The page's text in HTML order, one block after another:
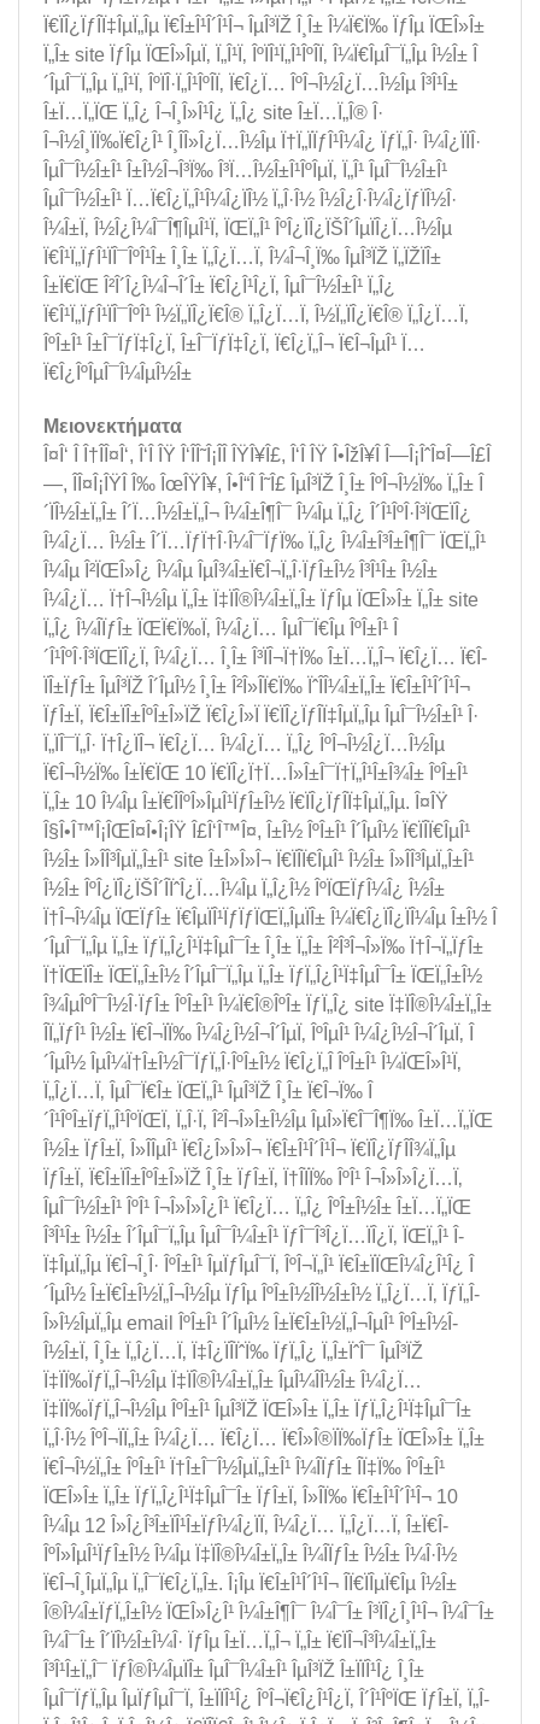
Ï€ÏÎ¿ÏƒÎ­Ï‡ÎµÏ„Îµ Ï€Î±Î¹Î´Î¹Î¬ ÎµÎ³ÏŽ Î¸Î± Î¼Ï€Ï‰ ÏƒÎµ ÏŒÎ»Î±
Ï„Î± site ÏƒÎµ ÏŒÎ»ÎµÏ‚ Ï„Î¹Ï‚ ÎºÏÎ¹Ï„Î¹ÎºÎ­Ï‚ Î¼Ï€ÎµÎ¯Ï„Îµ Î½Î± Î
´ÎµÎ¯Ï„Îµ Ï„Î¹Ï‚ ÎºÏÎ·Ï„Î¹ÎºÎ­Ï‚ Ï€Î¿Ï… ÎºÎ¬Î½Î¿Ï…Î½Îµ Î³Î¹Î±
Î±Ï…Ï„ÏŒ Ï„Î¿ Î¬Î¸Î»Î¹Î¿ Ï„Î¿ site Î±Ï…Ï„Î® Î·
Î¬Î½Î¸ÏÏ‰Ï€Î¿Î¹ Î¸Î­Î»Î¿Ï…Î½Îµ Ï†Ï„ÏÏƒÎ¹Î¼Î¿ ÏƒÏ„Î· Î¼Î¿ÏÏÎ·
ÎµÎ¯Î½Î±Î¹ Î±Î½Î¬Î³Ï‰ Î³Ï…Î½Î±Î¹ÎºÎµÏ‚ Ï„Î¹ ÎµÎ¯Î½Î±Î¹
ÎµÎ¯Î½Î±Î¹ Ï…Ï€Î¿Ï„Î¹Î¼Î¿ÏÎ½ Ï„Î·Î½ Î½Î¿Î·Î¼Î¿ÏƒÏÎ½Î·
Î¼Î±Ï‚ Î½Î¿Î¼Î¯Î¶ÎµÎ¹Ï‚ ÏŒÏ„Î¹ ÎºÎ¿ÏÎ¿ÏŠÎ´ÎµÏÎ¿Ï…Î½Îµ
Ï€Î¹Ï„ÏƒÎ¹ÏÎ¯ÎºÎ¹Î± Î¸Î± Ï„Î¿Ï…Ï‚ Î¼Î¬Î¸Ï‰ ÎµÎ³ÏŽ Ï„ÏŽÏÎ±
Î±Ï€ÏŒ Î²Î´Î¿Î¼Î¬Î´Î± Ï€Î¿Î¹Î¿Ï‚ ÎµÎ¯Î½Î±Î¹ Ï„Î¿
Ï€Î¹Ï„ÏƒÎ¹ÏÎ¯ÎºÎ¹ Î½Ï„ÏÎ¿Ï€Î® Ï„Î¿Ï…Ï‚ Î½Ï„ÏÎ¿Ï€Î® Ï„Î¿Ï…Ï‚
ÎºÎ±Î¹ Î±Î¯ÏƒÏ‡Î¿Ï‚ Î±Î¯ÏƒÏ‡Î¿Ï‚ Ï€Î¿Ï„Î¬ Ï€Î¬ÎµÎ¹ Ï…
Ï€Î¿ÎºÎµÎ¯Î¼ÎµÎ½Î±
Μειονεκτήματα
Î¤Î‘ Î Î†ÎÎ¤Î‘, Î‘Î ÎŸ Î‘ÎÎ˜Î¡ÎÎ ÎŸÎ¥Î£, Î‘Î ÎŸ Î•ÎžÎ¥Î Î—Î¡ÎˆÎ¤Î—Î£Î
—, ÎÎ¤Î¡ÎŸÎ Î‰ ÎœÎŸÎ¥, Î•Î“Î Î˜Î£ ÎµÎ³ÏŽ Î¸Î± ÎºÎ¬Î½Ï‰ Ï„Î± Î
´ÏÎ½Î±Ï„Î± Î´Ï…Î½Î±Ï„Î¬ Î¼Î±Î¶Î¯ Î¼Îµ Ï„Î¿ Î´Î¹ÎºÎ·Î³ÏŒÏÎ¿
Î¼Î¿Ï… Î½Î± Î´Ï…ÏƒÏ†Î·Î¼Î¯ÏƒÏ‰ Ï„Î¿ Î¼Î±Î³Î±Î¶Î¯ ÏŒÏ„Î¹
Î¼Îµ Î²ÏŒÎ»Î¿ Î¼Îµ ÎµÎ¾Î±Ï€Î¬Ï„Î·ÏƒÎ±Î½ Î³Î¹Î± Î½Î±
Î¼Î¿Ï… Ï†Î¬Î½Îµ Ï„Î± Ï‡ÏÎ®Î¼Î±Ï„Î± ÏƒÎµ ÏŒÎ»Î± Ï„Î± site
Ï„Î¿ Î¼Î­ÏƒÎ± ÏŒÏ€Ï‰Ï‚ Î¼Î¿Ï… ÎµÎ¯Ï€Îµ ÎºÎ±Î¹ Î
´Î¹ÎºÎ·Î³ÏŒÏÎ¿Ï‚ Î¼Î¿Ï… Î¸Î± Î³ÏÎ¬Ï†Ï‰ Î±Ï…Ï„Î¬ Ï€Î¿Ï… Ï€Î­
ÏÎ±ÏƒÎ± ÎµÎ³ÏŽ Î´ÎµÎ½ Î¸Î± Î²Î»Î­Ï€Ï‰ ÏˆÎ­Î¼Î±Ï„Î± Ï€Î±Î¹Î´Î¹Î¬
ÏƒÎ±Ï‚ Ï€Î±ÏÎ±ÎºÎ±Î»ÏŽ Ï€Î¿Î»Ï Ï€ÏÎ¿ÏƒÎ­Ï‡ÎµÏ„Îµ ÎµÎ¯Î½Î±Î¹ Î·
Ï„ÏÎ¯Ï„Î· Ï†Î¿ÏÎ¬ Ï€Î¿Ï… Î¼Î¿Ï… Ï„Î¿ ÎºÎ¬Î½Î¿Ï…Î½Îµ
Ï€Î¬Î½Ï‰ Î±Ï€ÏŒ 10 Ï€ÏÎ¿Ï†Ï…Î»Î±Î¯Ï†Ï„Î¹Î±Î¾Î± ÎºÎ±Î¹
Ï„Î± 10 Î¼Îµ Î±Ï€Î­ÎºÎ»ÎµÎ¹ÏƒÎ±Î½ Ï€ÏÎ¿ÏƒÎ­Ï‡ÎµÏ„Îµ. Î¤ÎŸ
Î§Î•Î™Î¡ÎŒÎ¤Î•Î¡ÎŸ Î£Î‘Î™Î¤, Î±Î½ ÎºÎ±Î¹ Î´ÎµÎ½ Ï€ÏÎ­Ï€ÎµÎ¹
Î½Î± Î»Î­Î³ÎµÏ„Î±Î¹ site Î±Î»Î»Î¬ Ï€ÏÎ­Ï€ÎµÎ¹ Î½Î± Î»Î­Î³ÎµÏ„Î±Î¹
Î½Î± ÎºÎ¿ÏÎ¿ÏŠÎ´Î­ÏˆÎ¿Ï…Î¼Îµ Ï„Î¿Î½ ÎºÏŒÏƒÎ¼Î¿ Î½Î±
Ï†Î¬Î¼Îµ ÏŒÏƒÎ± Ï€ÎµÏÎ¹ÏƒÏƒÏŒÏ„ÎµÏÎ± Î¼Ï€Î¿ÏÎ¿ÏÎ¼Îµ Î±Î½ Î
´ÎµÎ¯Ï„Îµ Ï„Î± ÏƒÏ„Î¿Î¹Ï‡ÎµÎ¯Î± Î¸Î± Ï„Î± Î²Î³Î¬Î»Ï‰ Ï†Î¬Ï„ÏƒÎ±
Ï†ÏŒÏÎ± ÏŒÏ„Î±Î½ Î´ÎµÎ¯Ï„Îµ Ï„Î± ÏƒÏ„Î¿Î¹Ï‡ÎµÎ¯Î± ÏŒÏ„Î±Î½
Î¾ÎµÎºÎ¯Î½Î·ÏƒÎ± ÎºÎ±Î¹ Î¼Ï€Î®ÎºÎ± ÏƒÏ„Î¿ site Ï‡ÏÎ®Î¼Î±Ï„Î±
Î­Ï„ÏƒÎ¹ Î½Î± Ï€Î¬ÏÏ‰ Î¼Î¿Î½Î¬Î´ÎµÏ‚ ÎºÎµÎ¹ Î¼Î¿Î½Î¬Î´ÎµÏ‚ Î
´ÎµÎ½ ÎµÎ¼Ï†Î±Î½Î¯ÏƒÏ„Î·ÎºÎ±Î½ Ï€Î¿Ï„Î­ ÎºÎ±Î¹ Î¼ÏŒÎ»Î¹Ï‚
Ï„Î¿Ï…Ï‚ ÎµÎ¯Ï€Î± ÏŒÏ„Î¹ ÎµÎ³ÏŽ Î¸Î± Ï€Î¬Ï‰ Î
´Î¹ÎºÎ±ÏƒÏ„Î¹ÎºÏŒÏ‚ Ï„Î·Ï‚ Î²Î¬Î»Î±Î½Îµ ÎµÎ»Ï€Î¯Î¶Ï‰ Î±Ï…Ï„ÏŒ
Î½Î± ÏƒÎ±Ï‚ Î»Î­ÎµÎ¹ Ï€Î¿Î»Î»Î¬ Ï€Î±Î¹Î´Î¹Î¬ Ï€ÏÎ¿ÏƒÎ­Î¾Ï„Îµ
ÏƒÎ±Ï‚ Ï€Î±ÏÎ±ÎºÎ±Î»ÏŽ Î¸Î± ÏƒÎ±Ï‚ Ï†Î­ÏÏ‰ ÎºÎ¹ Î¬Î»Î»Î¿Ï…Ï‚
ÎµÎ¯Î½Î±Î¹ ÎºÎ¹ Î¬Î»Î»Î¿Î¹ Ï€Î¿Ï… Ï„Î¿ ÎºÎ±Î½Î± Î±Ï…Ï„ÏŒ
Î³Î¹Î± Î½Î± Î´ÎµÎ¯Ï„Îµ ÎµÎ¯Î¼Î±Î¹ ÏƒÎ¯Î³Î¿Ï…ÏÎ¿Ï‚ ÏŒÏ„Î¹ Î­
Ï‡ÎµÏ„Îµ Ï€Î¬Î¸Î· ÎºÎ±Î¹ ÎµÏƒÎµÎ¯Ï‚ ÎºÎ¬Ï„Î¹ Ï€Î±ÏÏŒÎ¼Î¿Î¹Î¿ Î
´ÎµÎ½ Î±Ï€Î±Î½Ï„Î¬Î½Îµ ÏƒÎµ ÎºÎ±Î½Î­Î½Î±Î½ Ï„Î¿Ï…Ï‚ ÏƒÏ„Î­
Î»Î½ÎµÏ„Îµ email ÎºÎ±Î¹ Î´ÎµÎ½ Î±Ï€Î±Î½Ï„Î¬ÎµÎ¹ ÎºÎ±Î½Î­
Î½Î±Ï‚ Î¸Î± Ï„Î¿Ï…Ï‚ Ï‡Î¿ÏÎ­ÏˆÏ‰ ÏƒÏ„Î¿ Ï„Î±ÏˆÎ¯ ÎµÎ³ÏŽ
Ï‡ÏÏ‰ÏƒÏ„Î¬Î½Îµ Ï‡ÏÎ®Î¼Î±Ï„Î± ÎµÎ¼Î­Î½Î± Î¼Î¿Ï…
Ï‡ÏÏ‰ÏƒÏ„Î¬Î½Îµ ÎºÎ±Î¹ ÎµÎ³ÏŽ ÏŒÎ»Î± Ï„Î± ÏƒÏ„Î¿Î¹Ï‡ÎµÎ¯Î±
Ï„Î·Î½ ÎºÎ¬ÏÏ„Î± Î¼Î¿Ï… Ï€Î¿Ï… Ï€Î»Î®ÏÏ‰ÏƒÎ± ÏŒÎ»Î± Ï„Î±
Ï€Î¬Î½Ï„Î± ÎºÎ±Î¹ Ï†Î±Î¯Î½ÎµÏ„Î±Î¹ Î¼Î­ÏƒÎ± Î­Ï‡Ï‰ ÎºÎ±Î¹
ÏŒÎ»Î± Ï„Î± ÏƒÏ„Î¿Î¹Ï‡ÎµÎ¯Î± ÏƒÎ±Ï‚ Î»Î­Ï‰ Ï€Î±Î¹Î´Î¹Î¬ 10
Î¼Îµ 12 Î»Î¿Î³Î±ÏÎ¹Î±ÏƒÎ¼Î¿ÏÏ‚ Î¼Î¿Ï… Ï„Î¿Ï…Ï‚ Î±Ï€Î­
ÎºÎ»ÎµÎ¹ÏƒÎ±Î½ Î¼Îµ Ï‡ÏÎ®Î¼Î±Ï„Î± Î¼Î­ÏƒÎ± Î½Î± Î¼Î·Î½
Ï€Î¬Î¸ÎµÏ„Îµ Ï„Î¯Ï€Î¿Ï„Î±. Î¡Îµ Ï€Î±Î¹Î´Î¹Î¬ Î­Ï€ÏÎµÏ€Îµ Î½Î±
Î®Î¼Î±ÏƒÏ„Î±Î½ ÏŒÎ»Î¿Î¹ Î¼Î±Î¶Î¯ Î¼Î¯Î± Î³ÏÎ¿Î¸Î¹Î¬ Î¼Î¯Î±
Î¼Î¯Î± Î´ÏÎ½Î±Î¼Î· ÏƒÎµ Î±Ï…Ï„Î¬ Ï„Î± Ï€ÏÎ¬Î³Î¼Î±Ï„Î±
Î³Î¹Î±Ï„Î¯ ÏƒÎ®Î¼ÎµÏÎ± ÎµÎ¯Î¼Î±Î¹ ÎµÎ³ÏŽ Î±ÏÏÎ¹Î¿ Î¸Î±
ÎµÎ¯ÏƒÏ„Îµ ÎµÏƒÎµÎ¯Ï‚ Î±ÏÏÎ¹Î¿ ÎºÎ¬Ï€Î¿Î¹Î¿Ï‚ Î´Î¹ÎºÏŒ ÏƒÎ±Ï‚ Ï„Î­